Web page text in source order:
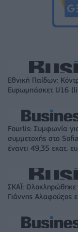
Εθνική Παίδων:
Ευρωμπάσκετ U16
Fourlis: Συμφωνία
συμμετοχής στο
έναντι 49,35 εκατ.
ΣΚΑΪ: Ολοκληρώθηκε
Γιάννης Αλαφούζος